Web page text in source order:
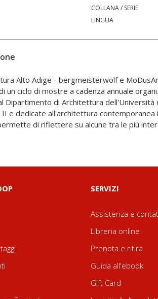
COLLANA / SERIE
LINGUA
Alto Adige - bergmeisterwolf e
un ciclo di mostre a cadenza annuale
Dipartimento di Architettura dell'Università
II e dedicate all'architettura contemporanea
di riflettere su alcune tra le più
sul progetto e sulla costruzione di una
tradizione dei nostri territori ed
a partire dalla localizzazione, si occupa di
di un modello e il suo adattarsi e
SERVIZI
Assistenza e
Libreria online
Prenota e ritira
Guida all'ebook
Gift Card